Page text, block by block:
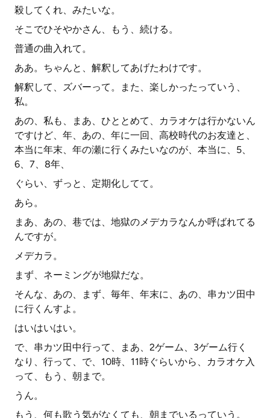
殺してくれ、みたいな。
そこでひそやかさん、もう、続ける。
普通の曲入れて。
ああ。ちゃんと、解釈してあげたわけです。
解釈して、ズバーって。また、楽しかったっていう、
私。
あの、私も、まあ、ひととめて、カラオケは行かないん
ですけど、年、あの、年に一回、高校時代のお友達と、
本当に年末、年の瀬に行くみたいなのが、本当に、5、
6、7、8年、
ぐらい、ずっと、定期化してて。
あら。
まあ、あの、巷では、地獄のメデカラなんか呼ばれてる
んですが。
メデカラ。
まず、ネーミングが地獄だな。
そんな、あの、まず、毎年、年末に、あの、串カツ田中
に行くんすよ。
はいはいはい。
で、串カツ田中行って、まあ、2ゲーム、3ゲーム行く
なり、行って、で、10時、11時ぐらいから、カラオケ入
って、もう、朝まで。
うん。
もう、何も歌う気がなくても、朝までいるっていう。